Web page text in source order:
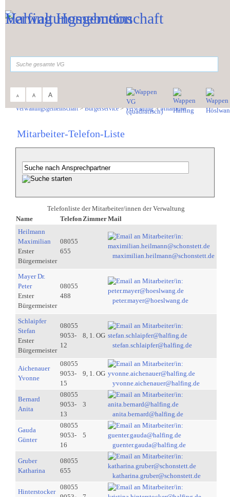
A A A
Verwaltungsgemeinschaft>Bürgerservice>Verwaltung>Mitarbeiter
Mitarbeiter-Telefon-Liste
Telefonliste der Mitarbeiter/innen der Verwaltung
Name
Telefon ZimmerMail
Heilmann
Maximilian
Erster
Bürgermeister
08055
655
maximilian.heilmann@schonstett.de
Mayer Dr.
Peter
Erster
Bürgermeister
08055
488
peter.mayer@hoeslwang.de
Schlaipfer
Stefan
Erster
Bürgermeister
08055
9053-
12
8, 1. OG
stefan.schlaipfer@halfing.de
Aichenauer
Yvonne
08055
9053-
15
9, 1. OG
yvonne.aichenauer@halfing.de
Bernard
Anita
08055
9053-
13
3
anita.bernard@halfing.de
Gauda
Günter
08055
9053-
16
5
guenter.gauda@halfing.de
Gruber
Katharina
08055
655
katharina.gruber@schonstett.de
Hinterstocker
08055